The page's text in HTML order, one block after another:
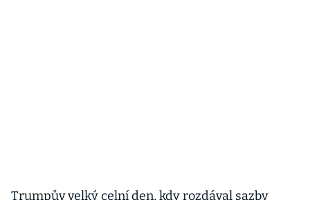
Trumpův velký celní den, kdy rozdával sazby